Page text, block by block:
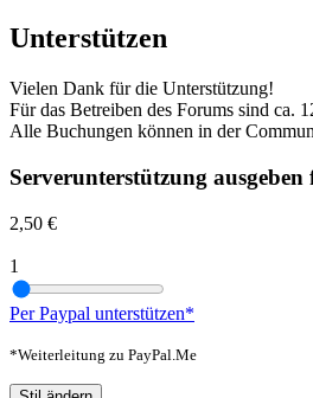
Unterstützen
Vielen Dank für die Unterstützung!
Für das Betreiben des Forums sind ca.
Alle Buchungen können in der
Serverunterstützung ausgeben
2,50 €
1
Per Paypal unterstützen*
*Weiterleitung zu PayPal.Me